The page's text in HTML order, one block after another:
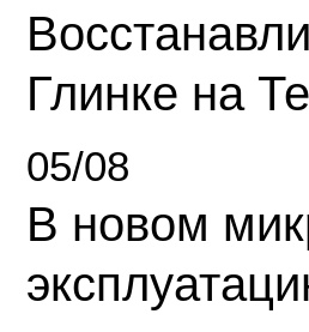
Глинке на
05/08
В новом